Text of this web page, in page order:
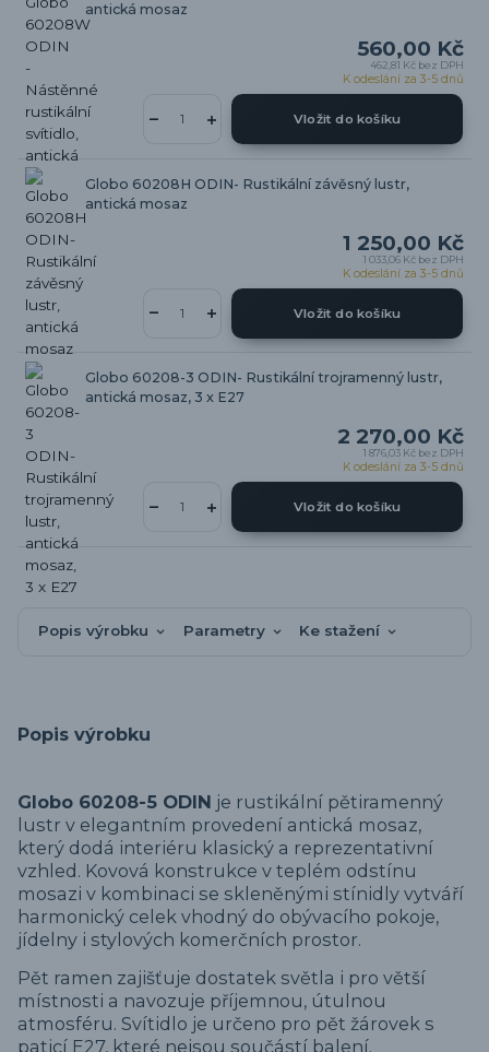
antická mosaz
560,00 Kč
462,81 Kč bez DPH
K odeslání za 3-5 dnů
Vložit do košíku
Globo 60208H ODIN- Rustikální závěsný lustr,
antická mosaz
1 250,00 Kč
1 033,06 Kč bez DPH
K odeslání za 3-5 dnů
Vložit do košíku
Globo 60208-3 ODIN- Rustikální trojramenný lustr,
antická mosaz, 3 x E27
2 270,00 Kč
1 876,03 Kč bez DPH
K odeslání za 3-5 dnů
Vložit do košíku
Popis výrobku Parametry Ke stažení
Popis výrobku
Globo 60208-5 ODIN je rustikální pětiramenný
lustr v elegantním provedení antická mosaz,
který dodá interiéru klasický a reprezentativní
vzhled. Kovová konstrukce v teplém odstínu
mosazi v kombinaci se skleněnými stínidly vytváří
harmonický celek vhodný do obývacího pokoje,
jídelny i stylových komerčních prostor.
Pět ramen zajišťuje dostatek světla i pro větší
místnosti a navozuje příjemnou, útulnou
atmosféru. Svítidlo je určeno pro pět žárovek s
paticí E27, které nejsou součástí balení.